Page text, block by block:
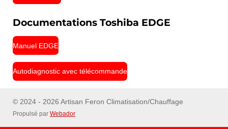
Documentations Toshiba EDGE
Manuel EDGE
Autodiagnostic avec télécommande
© 2024 - 2026 Artisan Feron Climatisation/Chauffage
Propulsé par Webador